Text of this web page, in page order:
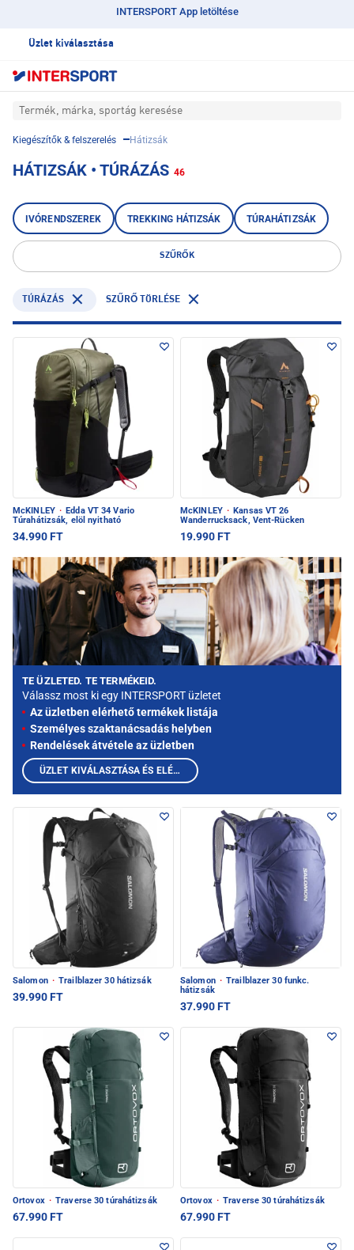
INTERSPORT App letöltése
Üzlet kiválasztása
Termék, márka, sportág keresése
Kiegészítők & felszerelés Hátizsák
HÁTIZSÁK • TÚRÁZÁS 46
IVÓRENDSZEREK TREKKING HÁTIZSÁK TÚRAHÁTIZSÁK
SZŰRŐK
TÚRÁZÁS SZŰRŐ TÖRLÉSE
McKINLEY · Edda VT 34 Vario
Túrahátizsák, elöl nyitható
34.990 FT
McKINLEY · Kansas VT 26
Wanderrucksack, Vent-Rücken
19.990 FT
Salomon · Trailblazer 30 hátizsák
39.990 FT
Salomon · Trailblazer 30 funkc.
hátizsák
37.990 FT
Ortovox · Traverse 30 túrahátizsák
67.990 FT
Ortovox · Traverse 30 túrahátizsák
67.990 FT
TE ÜZLETED. TE TERMÉKEID.
Válassz most ki egy INTERSPORT üzletet
Az üzletben elérhető termékek listája
Személyes szaktanácsadás helyben
Rendelések átvétele az üzletben
ÜZLET KIVÁLASZTÁSA ÉS ELÉRHETŐ TERMÉKEK MEGTEKINTÉSE